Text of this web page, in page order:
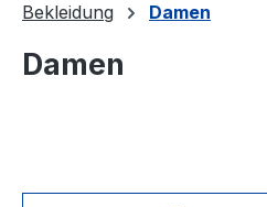
Bekleidung Damen
Damen